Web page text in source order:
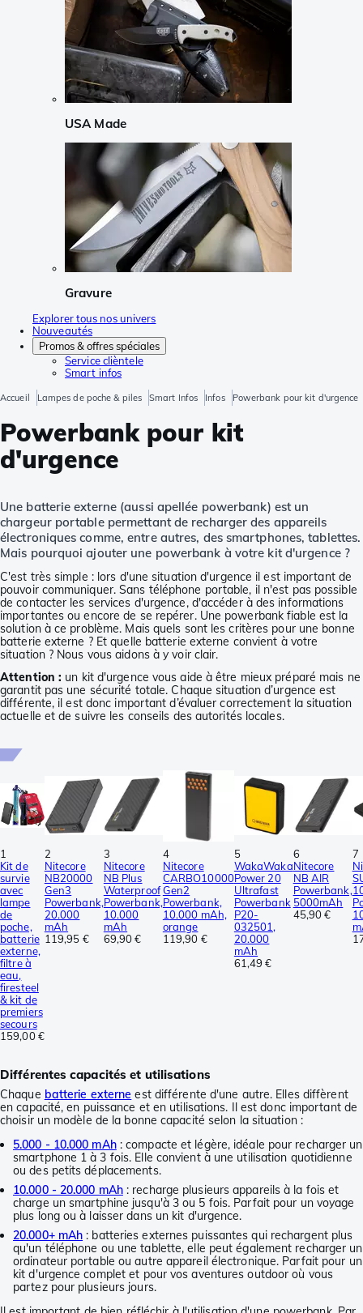
USA Made
Gravure
Explorer tous nos univers
Nouveautés
Promos & offres spéciales
Service clièntele
Smart infos
Accueil Lampes de poche & piles Smart Infos Infos Powerbank pour kit d'urgence
Powerbank pour kit
d'urgence
Une batterie externe (aussi apellée powerbank) est un
chargeur portable permettant de recharger des appareils
électroniques comme, entre autres, des smartphones, tablettes.
Mais pourquoi ajouter une powerbank à votre kit d'urgence ?
C'est très simple : lors d'une situation d'urgence il est important de
pouvoir communiquer. Sans téléphone portable, il n'est pas possible
de contacter les services d'urgence, d'accéder à des informations
importantes ou encore de se repérer. Une powerbank fiable est la
solution à ce problème. Mais quels sont les critères pour une bonne
batterie externe ? Et quelle batterie externe convient à votre
situation ? Nous vous aidons à y voir clair.
Attention : un kit d'urgence vous aide à être mieux préparé mais ne
garantit pas une sécurité totale. Chaque situation d’urgence est
différente, il est donc important d’évaluer correctement la situation
actuelle et de suivre les conseils des autorités locales.
1
Kit de
survie
avec
lampe
de
poche,
batterie
externe,
filtre à
eau,
firesteel
& kit de
premiers
secours
159,00 €
2
Nitecore
NB20000
Gen3
Powerbank,
20.000
mAh
119,95 €
3
Nitecore
NB Plus
Waterproof
Powerbank,
10.000
mAh
69,90 €
4
Nitecore
CARBO10000
Gen2
Powerbank,
10.000 mAh,
orange
119,90 €
5
WakaWaka
Power 20
Ultrafast
Powerbank
P20-
032501,
20.000
mAh
61,49 €
6
Nitecore
NB AIR
Powerbank,
5000mAh
45,90 €
7
Différentes capacités et utilisations
Chaque batterie externe est différente d'une autre. Elles diffèrent
en capacité, en puissance et en utilisations. Il est donc important de
choisir un modèle de la bonne capacité selon la situation :
5.000 - 10.000 mAh: compacte et légère, idéale pour recharger un
smartphone 1 à 3 fois. Elle convient à une utilisation quotidienne
ou des petits déplacements.
10.000 - 20.000 mAh: recharge plusieurs appareils à la fois et
charge un smartphine jusqu'à 3 ou 5 fois. Parfait pour un voyage
plus long ou à laisser dans un kit d'urgence.
20.000+ mAh : batteries externes puissantes qui rechargent plus
qu'un téléphone ou une tablette, elle peut également recharger un
ordinateur portable ou autre appareil électronique. Parfait pour un
kit d'urgence complet et pour vos aventures outdoor où vous
partez pour plusieurs jours.